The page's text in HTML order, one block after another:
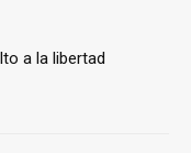
a la libertad